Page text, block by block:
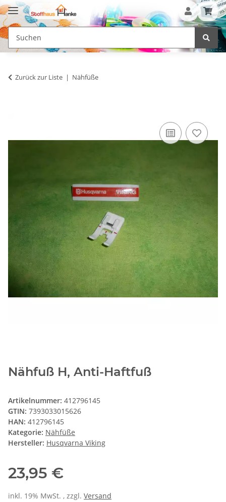
Zurück zur Liste Nähfüße
Nähfuß H, Anti-Haftfuß
Artikelnummer: 412796145
GTIN: 7393033015626
HAN: 412796145
Kategorie: Nähfüße
Hersteller: Husqvarna Viking
23,95 €
inkl. 19% MwSt. , zzgl. Versand